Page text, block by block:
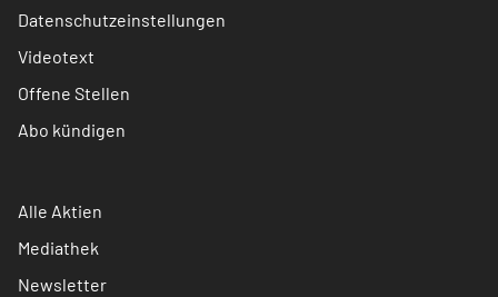
Datenschutzeinstellungen
Videotext
Offene Stellen
Abo kündigen
Alle Aktien
Mediathek
Newsletter